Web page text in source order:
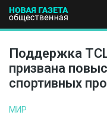
ПОЛИТИКА
Поддержка
призвана
спортивных
МИР